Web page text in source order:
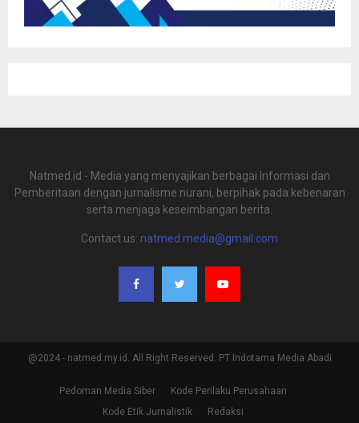
Natmed.id - Media yang menyajikan berbagai Informasi dan
Pemberitaan dengan jurnalisme nurani, berpihak pada kebenaran
serta menjaga keseimbangan berita.
Contact us: natmed.media@gmail.com
@2024 - natmed.my.id. All Right Reserved. PT Indotama Media Abadi
Pedoman Media Siber
Kode Perilaku Perusahaan
Kode Etik Jurnalistik
Redaksi